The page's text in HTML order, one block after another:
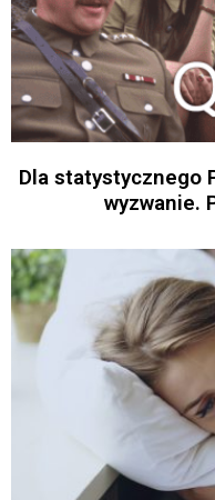
Dla statystycznego
wyzwanie.